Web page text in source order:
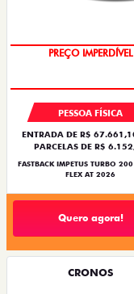
PREÇO IMPERDÍVEL
PESSOA FÍSICA
ENTRADA DE R$
PARCELAS DE R$
FASTBACK IMPETUS TURBO
FLEX AT 2026
Quero agora!
CRONOS